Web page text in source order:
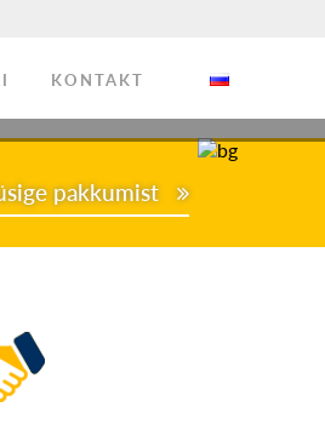
KONTAKT
pakkumist